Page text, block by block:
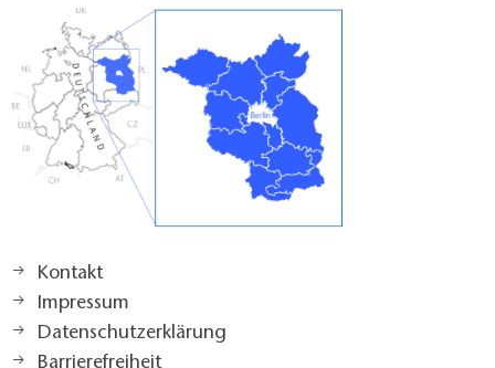
Kontakt
Impressum
Datenschutzerklärung
Barrierefreiheit